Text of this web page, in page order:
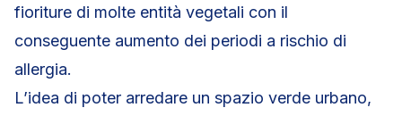
fioriture di molte entità vegetali con il
conseguente aumento dei periodi a rischio di
allergia.
L’idea di poter arredare un spazio verde urbano,